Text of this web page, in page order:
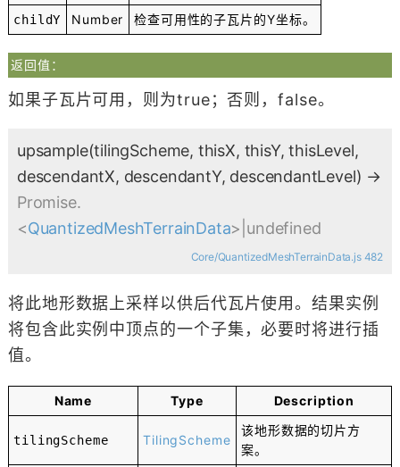
childY Number 检查可用性的子瓦片的Y坐标。
返回值：
如果子瓦片可用，则为true；否则，false。
upsample(tilingScheme, thisX, thisY, thisLevel,
descendantX, descendantY, descendantLevel) →
Promise.
<QuantizedMeshTerrainData>|undefined
Core/QuantizedMeshTerrainData.js 482
将此地形数据上采样以供后代瓦片使用。结果实例
将包含此实例中顶点的一个子集，必要时将进行插
值。
Name Type Description
tilingScheme TilingScheme
该地形数据的切片方
案。